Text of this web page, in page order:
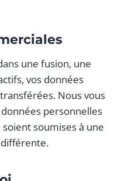
une fusion, une
vos données
Nous vous
personnelles
soumises à une